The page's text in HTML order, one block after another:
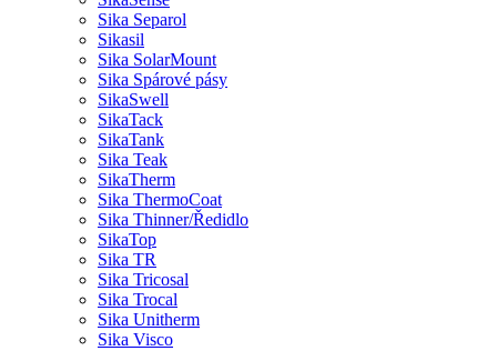
Sika Separol
Sikasil
Sika SolarMount
Sika Spárové pásy
SikaSwell
SikaTack
SikaTank
Sika Teak
SikaTherm
Sika ThermoCoat
Sika Thinner/Ředidlo
SikaTop
Sika TR
Sika Tricosal
Sika Trocal
Sika Unitherm
Sika Visco